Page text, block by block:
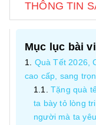
THÔNG TIN
Mục lục bài
Quà Tết 2026,
cao cấp, sang
Tặng quà
ta bày tỏ lòng
người mà ta